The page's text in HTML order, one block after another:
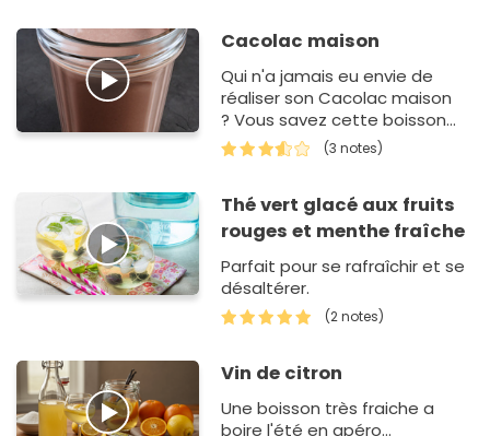
Cacolac maison
Qui n'a jamais eu envie de
réaliser son Cacolac maison
? Vous savez cette boisson
lactée au cacao à boire
chaud ou froid...
(3 notes)
Thé vert glacé aux fruits
rouges et menthe fraîche
Parfait pour se rafraîchir et se
désaltérer.
(2 notes)
Vin de citron
Une boisson très fraiche a
boire l'été en apéro...